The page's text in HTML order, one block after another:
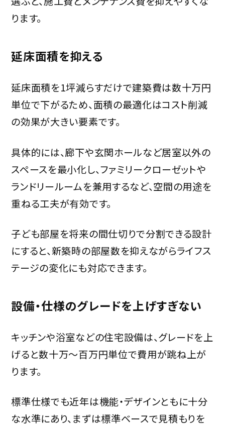
ります。
延床面積を抑える
延床面積を1坪減らすだけで建築費は数十万円
単位で下がるため、面積の最適化はコスト削減
の効果が大きい要素です。
具体的には、廊下や玄関ホールなど居室以外の
スペースを最小化し、ファミリークローゼットや
ランドリールームを兼用するなど、空間の用途を
重ねる工夫が有効です。
子ども部屋を将来の間仕切りで分割できる設計
にすると、新築時の部屋数を抑えながらライフス
テージの変化にも対応できます。
設備・仕様のグレードを上げすぎない
キッチンや浴室などの住宅設備は、グレードを上
げると数十万～百万円単位で費用が跳ね上が
ります。
標準仕様でも近年は機能・デザインともに十分
な水準にあり、まずは標準ベースで見積もりを